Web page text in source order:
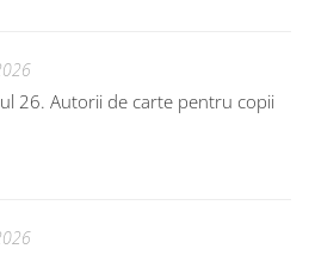
26. Autorii de carte pentru copii